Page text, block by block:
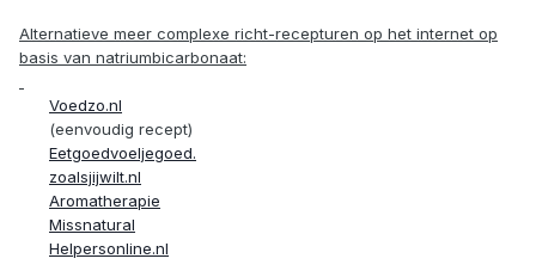
Alternatieve meer complexe richt-recepturen op het internet op
basis van natriumbicarbonaat:
Voedzo.nl
(eenvoudig recept)
Eetgoedvoeljegoed.
zoalsjijwilt.nl
Aromatherapie
Missnatural
Helpersonline.nl